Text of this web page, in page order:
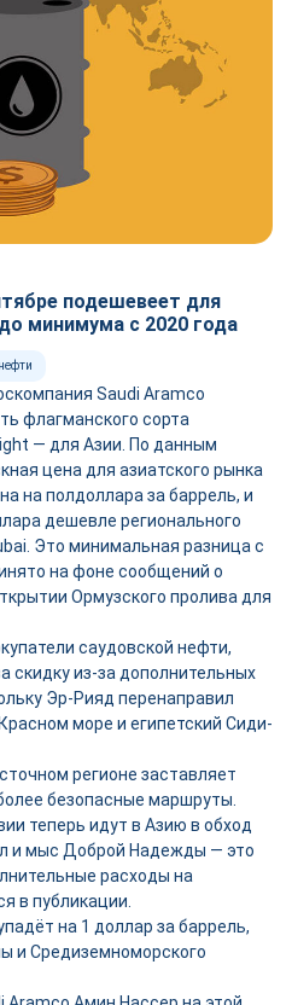
подешевеет для
минимума с 2020 года
Saudi Aramco
флагманского сорта
— для Азии. По данным
цена для азиатского рынка
на полдоллара за баррель, и
дешевле регионального
Это минимальная разница с
на фоне сообщений о
Ормузского пролива для
саудовской нефти,
скидку из-за дополнительных
Эр-Рияд перенаправил
море и египетский Сиди-
регионе заставляет
безопасные маршруты.
теперь идут в Азию в обход
и мыс Доброй Надежды — это
расходы на
в публикации.
на 1 доллар за баррель,
и Средиземноморского